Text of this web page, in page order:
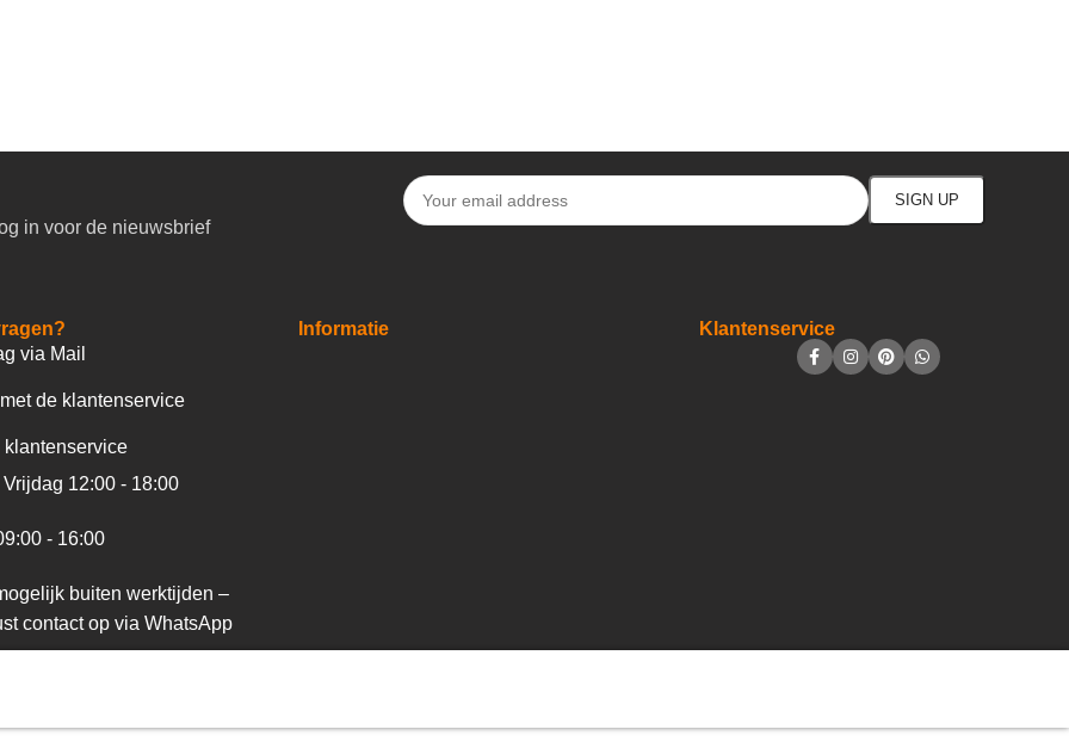
in voor de nieuwsbrief
via Mail
de klantenservice
klantenservice
12:00 - 18:00
- 16:00
buiten werktijden –
contact op via WhatsApp
Informatie Klantenservice